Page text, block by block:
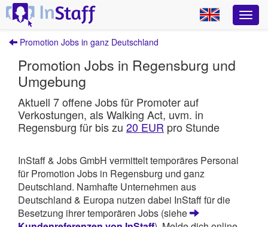
Promotion Jobs in ganz Deutschland
Promotion Jobs in Regensburg und
Umgebung
Aktuell 7 offene Jobs für Promoter auf
Verkostungen, als Walking Act, uvm. in
Regensburg für bis zu 20 EUR pro Stunde
InStaff & Jobs GmbH vermittelt temporäres Personal
für Promotion Jobs in Regensburg und ganz
Deutschland. Namhafte Unternehmen aus
Deutschland & Europa nutzen dabei InStaff für die
Besetzung ihrer temporären Jobs (siehe